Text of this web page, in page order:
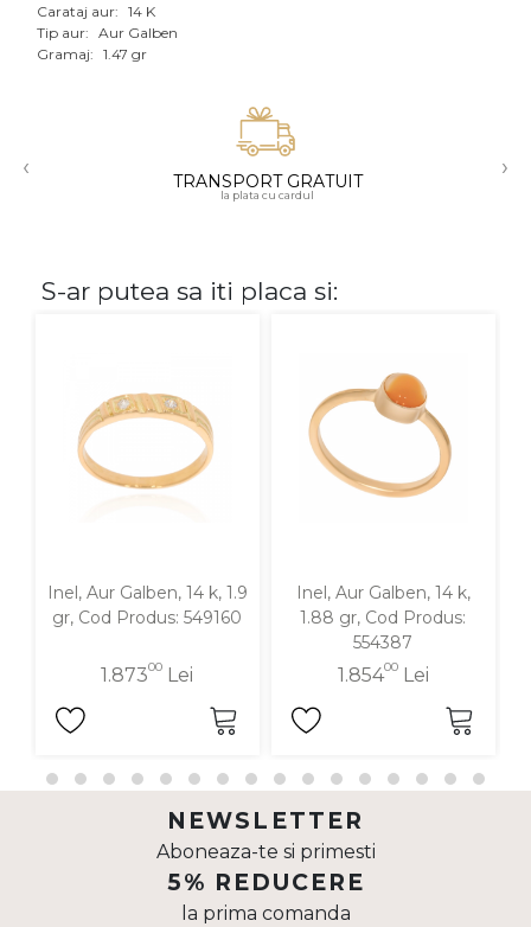
Aur mixt
18K
Diamante
Carataj aur: 14 K
Tip aur: Aur Galben
Gramaj: 1.47 gr
‹ TRANSPORT GRATUIT
la plata cu cardul
›
S-ar putea sa iti placa si:
Inel, Aur Galben, 14 k, 1.9
gr, Cod Produs: 549160
1.87300 Lei
Inel, Aur Galben, 14 k,
1.88 gr, Cod Produs:
554387
1.85400Lei
NEWSLETTER
Aboneaza-te si primesti
5% REDUCERE
la prima comanda